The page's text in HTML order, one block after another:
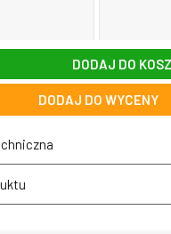
DODAJ DO
DODAJ DO WYCENY